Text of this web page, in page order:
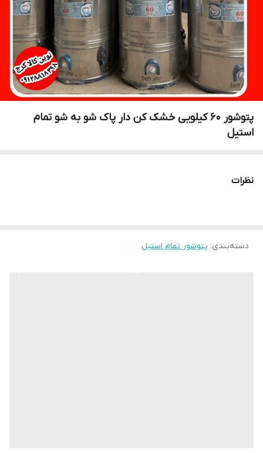
پتوشور ۶۰ کیلویی خشک کن دار پاک شو به شو تمام
استیل
نظرات
دسته‌بندی: پتوشور تمام استیل